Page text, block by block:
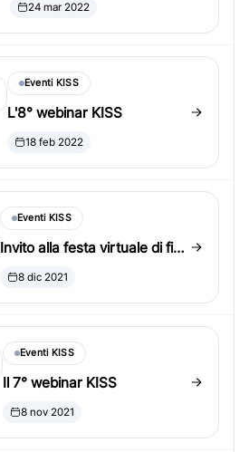
24 mar 2022
Eventi KISS
L'8° webinar KISS
18 feb 2022
Eventi KISS
Invito alla festa virtuale di fine
anno KISS 2021!
8 dic 2021
Eventi KISS
Il 7° webinar KISS
8 nov 2021